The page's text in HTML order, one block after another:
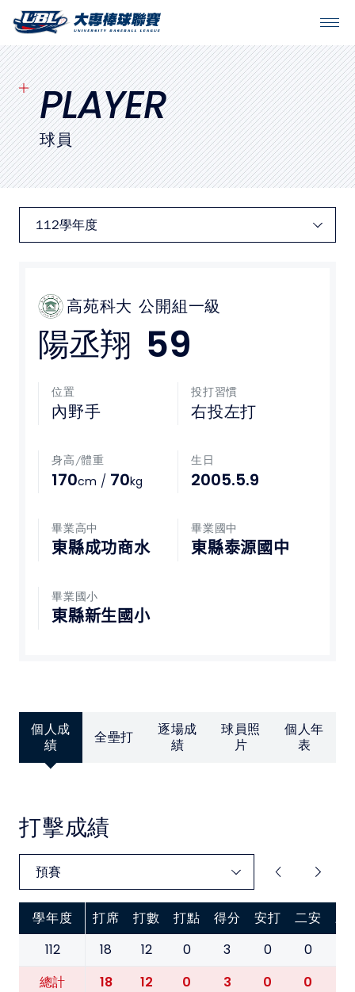
SITEMAP
首頁
球隊戰績
賽程表
球隊與球員
比賽場地
最新消息
下載專區
聯絡我們
隱私權政策
網站使用條款
中華民國大專院校體育總會
PLAYER
球員
高苑科大 公開組一級
陽丞翔 59
位置
內野手
投打習慣
右投左打
身高/體重
170cm / 70kg
生日
2005.5.9
畢業高中
東縣成功商水
畢業國中
東縣泰源國中
畢業國小
東縣新生國小
個人成
績
全壘打
逐場成
績
球員照
片
個人年
表
打擊成績
學年度 打席 打數 打點 得分 安打 二安 三
112 18 12 0 3 0 0
總計 18 12 0 3 0 0